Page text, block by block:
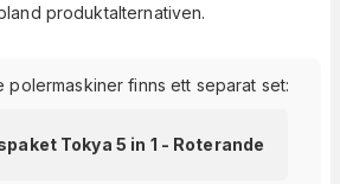
produktalternativen.
polermaskiner finns ett separat set:
Tokya 5 in 1 - Roterande